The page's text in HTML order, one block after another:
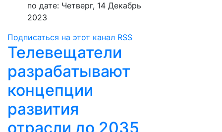
по дате: Четверг, 14 Декабрь
2023
Подписаться на этот канал RSS
Телевещатели
разрабатывают
концепции
развития
отрасли до 2035